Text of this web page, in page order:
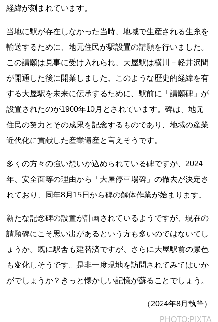
釧路市立柏木小学校 閉校
Final Access Books
上郷温水路 東急8500系
経緯が刻まれています。
当地に駅が存在しなかった当時、地域で生産される生糸を
輸送するために、地元住民が駅設置の請願を行いました。
この請願は見事に受け入れられ、大屋駅は横川－軽井沢間
が開通した後に開業しました。このような歴史的経緯を有
する大屋駅を未来に伝承するために、駅前に「請願碑」が
設置されたのが1900年10月とされています。碑は、地元
住民の努力とその成果を記念するものであり、地域の産業
近代化に貢献した産業遺産と言えそうです。
多くの方々の強い想いが込められている碑ですが、2024
年、安全面等の理由から「大屋停車場碑」の撤去が決定さ
れており、同年8月15日から碑の解体作業が始まります。
新たな記念碑の設置が計画されているようですが、現在の
請願碑にこそ思い出があるという方も多いのではないでし
ょうか。既に駅舎も建替済ですが、さらに大屋駅前の景色
も変化しそうです。是非一度現地を訪問されてみてはいか
がでしょうか？きっと懐かしい記憶が蘇ることでしょう。
（2024年8月執筆）
PHOTO:PIXTA